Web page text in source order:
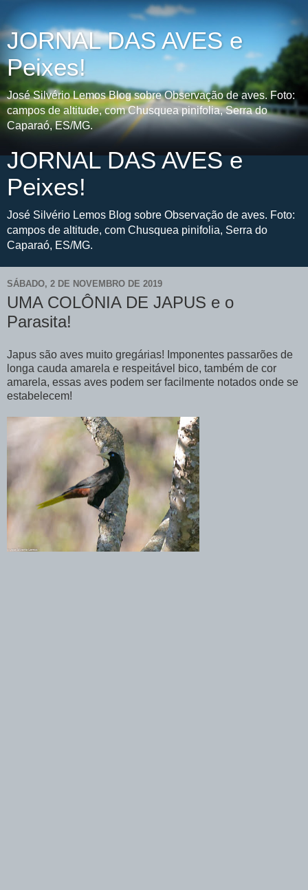
JORNAL DAS AVES e
Peixes!
José Silvério Lemos Blog sobre Observação de aves. Foto:
campos de altitude, com Chusquea pinifolia, Serra do
Caparaó, ES/MG.
JORNAL DAS AVES e
Peixes!
José Silvério Lemos Blog sobre Observação de aves. Foto:
campos de altitude, com Chusquea pinifolia, Serra do
Caparaó, ES/MG.
SÁBADO, 2 DE NOVEMBRO DE 2019
UMA COLÔNIA DE JAPUS e o
Parasita!
Japus são aves muito gregárias! Imponentes passarões de
longa cauda amarela e respeitável bico, também de cor
amarela, essas aves podem ser facilmente notados onde se
estabelecem!